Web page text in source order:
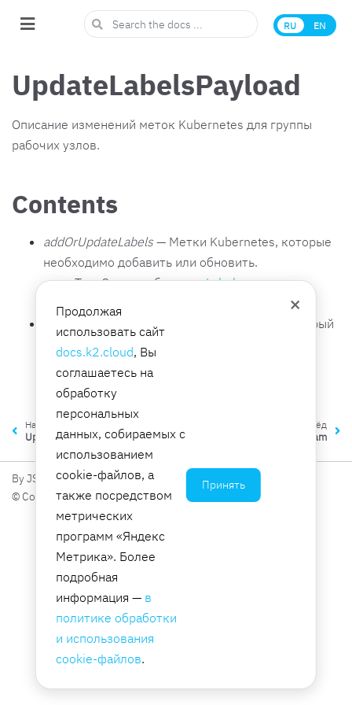
EN
RU
UpdateLabelsPayload
Описание изменений меток Kubernetes для группы
рабочих узлов.
Contents
addOrUpdateLabels — Метки Kubernetes, которые
необходимо добавить или обновить.
Тип: Список объектовLabel
removeLabels
— Ключ метки Kubernetes, который
необходимо удалить.
Необходимо: Нет
Назад
Update
Вперёд
UpdateParam
By JSC K2 Integration
© Copyright 2026, JSC K2 Integration.
×
Продолжая
использовать сайт
docs.k2.cloud, Вы
соглашаетесь на
обработку
персональных
данных, собираемых с
использованием
cookie-файлов, а
также посредством
метрических
программ «Яндекс
Метрика». Более
подробная
информация — в
политике обработки
и использования
cookie-файлов.
Принять